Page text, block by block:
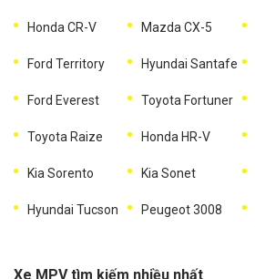
Honda CR-V Mazda CX-5
Ford Territory Hyundai Santafe
Ford Everest Toyota Fortuner
Toyota Raize Honda HR-V
Kia Sorento Kia Sonet
Hyundai Tucson Peugeot 3008
Xe MPV tìm kiếm nhiều nhất